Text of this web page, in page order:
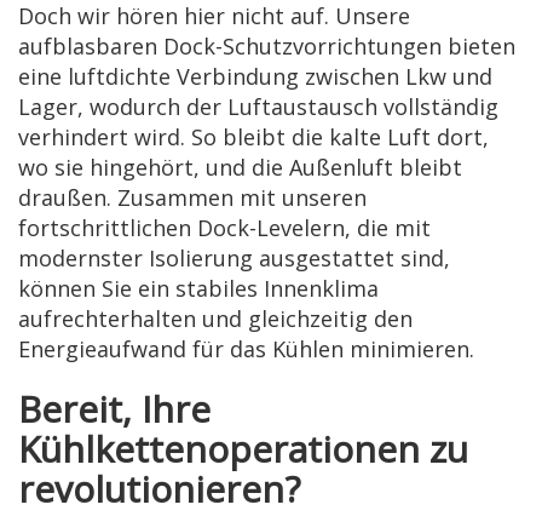
Doch wir hören hier nicht auf. Unsere
aufblasbaren Dock-Schutzvorrichtungen bieten
eine luftdichte Verbindung zwischen Lkw und
Lager, wodurch der Luftaustausch vollständig
verhindert wird. So bleibt die kalte Luft dort,
wo sie hingehört, und die Außenluft bleibt
draußen. Zusammen mit unseren
fortschrittlichen Dock-Levelern, die mit
modernster Isolierung ausgestattet sind,
können Sie ein stabiles Innenklima
aufrechterhalten und gleichzeitig den
Energieaufwand für das Kühlen minimieren.
Bereit, Ihre
Kühlkettenoperationen zu
revolutionieren?